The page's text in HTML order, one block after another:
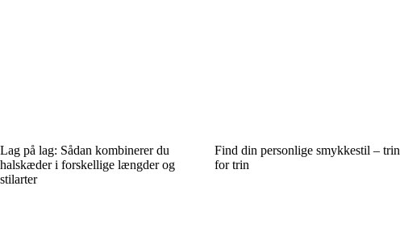
Lag på lag: Sådan kombinerer du
halskæder i forskellige længder og
stilarter
Find din personlige smykkestil – trin
for trin